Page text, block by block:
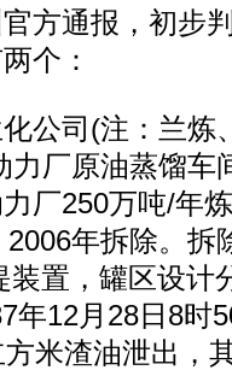
通报，初步判
个：
司(注：兰炼
力厂原油蒸馏车
厂250万吨/年
2006年拆除。
装置，罐区设计
年12月28日8时
米渣油泄出，